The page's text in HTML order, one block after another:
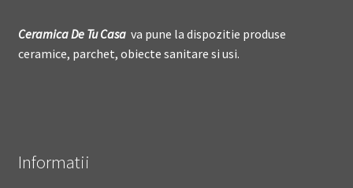
Ceramica DeTu Casava pune la dispozitie produse
ceramice, parchet, obiecte sanitare si usi.
Informatii